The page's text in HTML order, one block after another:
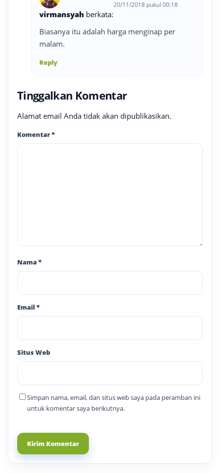
virmansyah berkata:
20/11/2018 pukul 00:18
Biasanya itu adalah harga menginap per
malam.
Reply
Tinggalkan Komentar
Alamat email Anda tidak akan dipublikasikan.
Komentar*
Nama*
Email*
Situs Web
Simpan nama, email, dan situs web saya pada peramban ini
untuk komentar saya berikutnya.